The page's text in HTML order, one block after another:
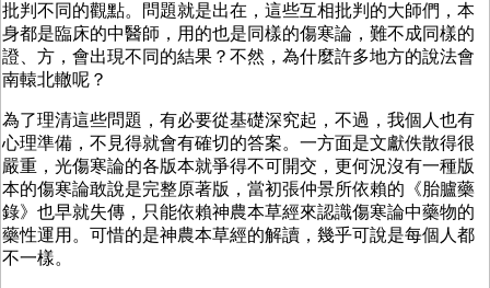
批判不同的觀點。問題就是出在，這些互相批判的大師們，本
身都是臨床的中醫師，用的也是同樣的傷寒論，難不成同樣的
證、方，會出現不同的結果？不然，為什麼許多地方的說法會
南轅北轍呢？
為了理清這些問題，有必要從基礎深究起，不過，我個人也有
心理準備，不見得就會有確切的答案。一方面是文獻佚散得很
嚴重，光傷寒論的各版本就爭得不可開交，更何況沒有一種版
本的傷寒論敢說是完整原著版，當初張仲景所依賴的《胎臚藥
錄》也早就失傳，只能依賴神農本草經來認識傷寒論中藥物的
藥性運用。可惜的是神農本草經的解讀，幾乎可說是每個人都
不一樣。